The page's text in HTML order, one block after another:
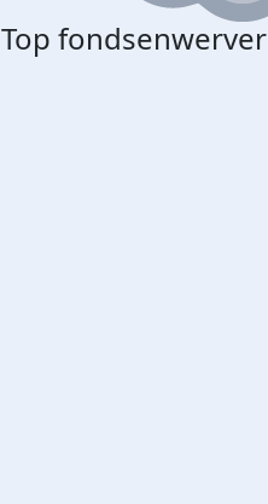
Top fondsenwerver